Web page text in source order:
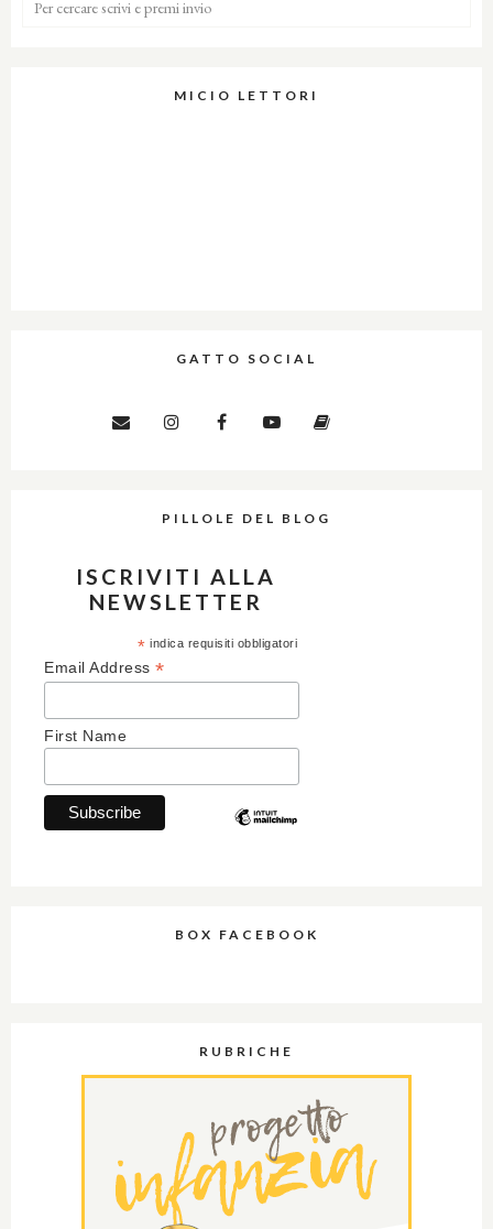
MICIO LETTORI
GATTO SOCIAL
PILLOLE DEL BLOG
ISCRIVITI ALLA
NEWSLETTER
* indica requisiti obbligatori
Email Address *
First Name
BOX FACEBOOK
RUBRICHE